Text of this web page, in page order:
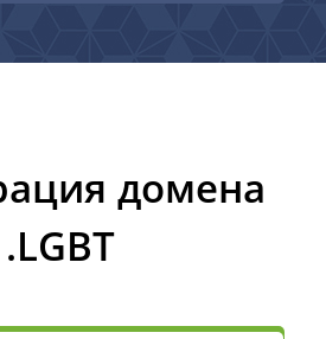
домена
.LGBT